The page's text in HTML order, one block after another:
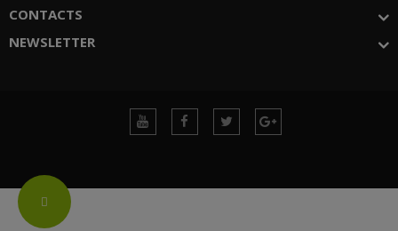
Change
CONTACTS
NEWSLETTER